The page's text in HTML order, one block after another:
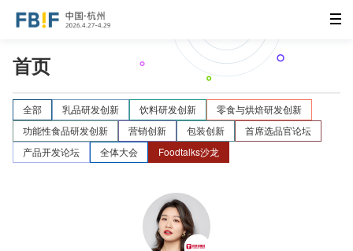
首页
全部 乳品研发创新 饮料研发创新
零食与烘焙研发创新
功能性食品研发创新
营销创新 包装创新
首席选品官论坛
产品开发论坛
全体大会 Foodtalks沙龙